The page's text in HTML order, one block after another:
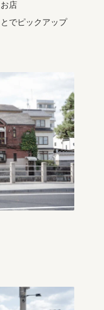
店
でピックアップ